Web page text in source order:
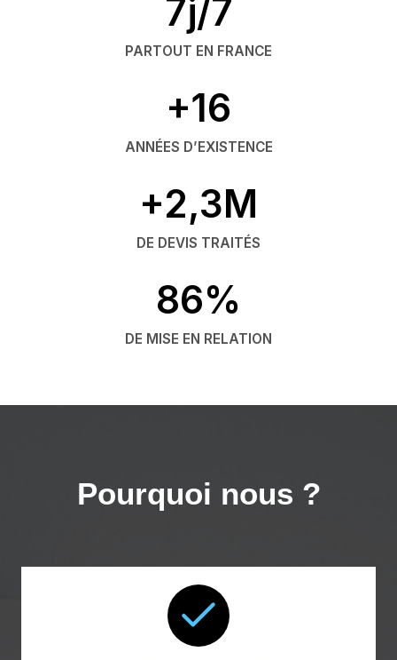
7j/7
PARTOUT EN FRANCE
+16
ANNÉES D’EXISTENCE
+2,3M
DE DEVIS TRAITÉS
86%
DE MISE EN RELATION
Pourquoi nous ?